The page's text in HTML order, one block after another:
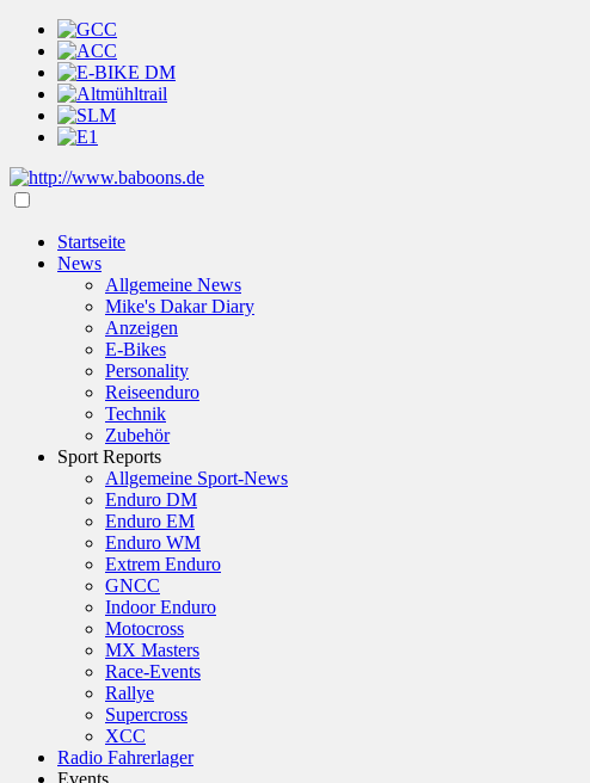
Startseite
News
Allgemeine News
Mike's Dakar Diary
Anzeigen
E-Bikes
Personality
Reiseenduro
Technik
Zubehör
Sport Reports
Allgemeine Sport-News
Enduro DM
Enduro EM
Enduro WM
Extrem Enduro
GNCC
Indoor Enduro
Motocross
MX Masters
Race-Events
Rallye
Supercross
XCC
Radio Fahrerlager
Events